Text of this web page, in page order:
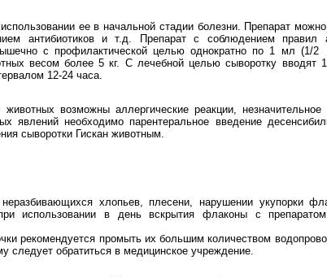
ее в начальной стадии болезни. Препарат
антибиотиков и т.д. Препарат с соблюдением правил
с профилактической целью однократно по 1 мл (1/
весом более 5 кг. С лечебной целью сыворотку вводят
12-24 часа.
возможны аллергические реакции,
явлений необходимо парентеральное введение
сыворотки Гискан животным.
хлопьев, плесени, нарушении укупорки
использовании в день вскрытия флаконы с
рекомендуется промыть их большим количеством
следует обратиться в медицинское учреждение.